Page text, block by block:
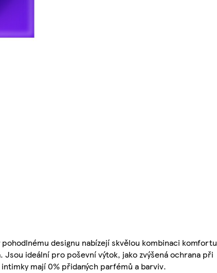
designu nabízejí skvělou kombinaci komfortu
Jsou ideální pro poševní výtok, jako zvýšená ochrana při
mají 0% přidaných parfémů a barviv.